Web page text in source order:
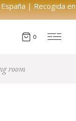
| Recogida en
0
room